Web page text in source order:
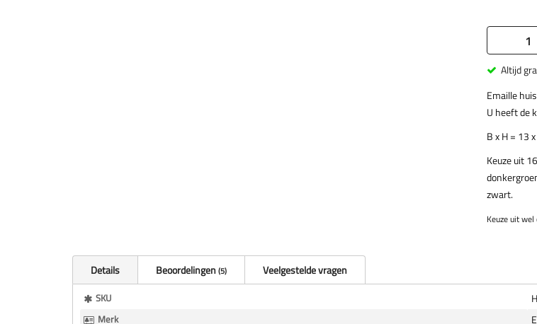
Altijd
Emaille
U heeft de
B x H = 13
Keuze uit
zwart.
Keuze uit wel
Details Beoordelingen 5
Veelgestelde vragen
Meer
Informatie
SKU
Merk